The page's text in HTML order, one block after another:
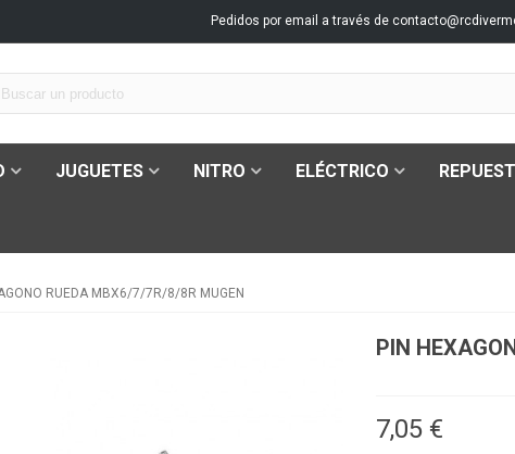
Pedidos por email a través de
JUGUETES NITRO ELÉCTRICO
RUEDA MBX6/7/7R/8/8R MUGEN
PIN
7,05 €